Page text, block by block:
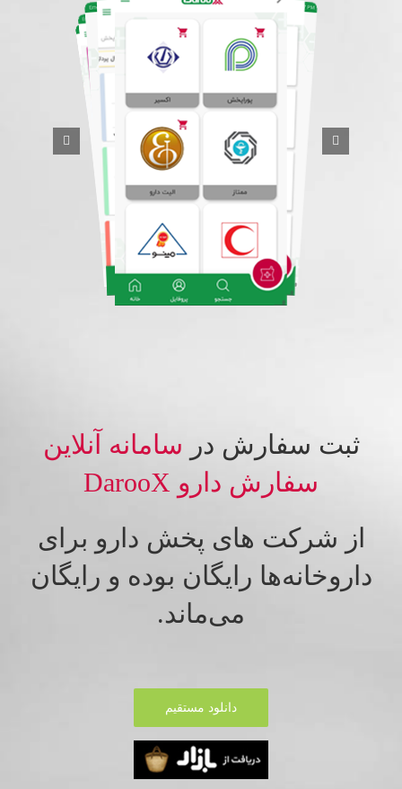
ثبت سفارش در سامانه آنلاین
سفارش دارو DarooX
از شرکت های پخش دارو برای
داروخانه‌ها رایگان بوده و رایگان
می‌ماند.
دانلود مستقیم